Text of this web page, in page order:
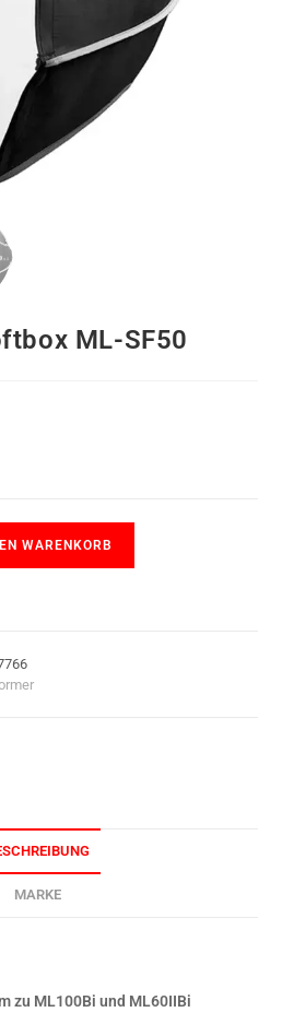
ML-SF50
WARENKORB
MARKE
zu ML100Bi und ML60IIBi